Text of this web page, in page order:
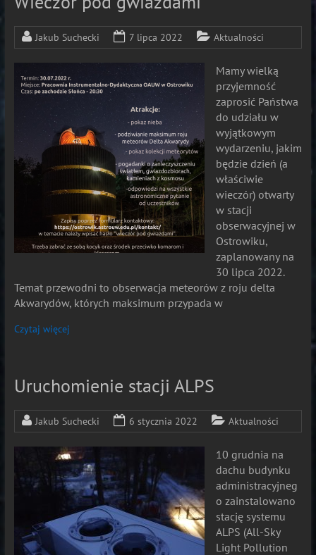
Jakub Suchecki 7 lipca 2022 Aktualności
Mamy wielką
przyjemność
zaprosić Państwa
do udziału w
wyjątkowym
wydarzeniu, jakim
będzie dzień (a
właściwie
wieczór) otwarty
w stacji
obserwacyjnej w
Ostrowiku,
zaplanowany na
30 lipca 2022.
Temat przewodni to obserwacja meteorów z roju delta
Akwarydów, których maksimum przypada w
Czytaj więcej
Uruchomienie stacji ALPS
Jakub Suchecki 6 stycznia 2022 Aktualności
10 grudnia na
dachu budynku
administracyjneg
o zainstalowano
stację systemu
ALPS (All-Sky
Light Pollution